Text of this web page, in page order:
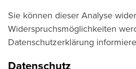
Sie können dieser Analyse
Widerspruchsmöglichkeiten
Datenschutzerklärung
Datenschutz